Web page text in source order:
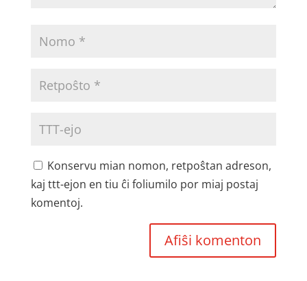
Konservu mian nomon, retpoŝtan adreson,
kaj ttt-ejon en tiu ĉi foliumilo por miaj postaj
komentoj.